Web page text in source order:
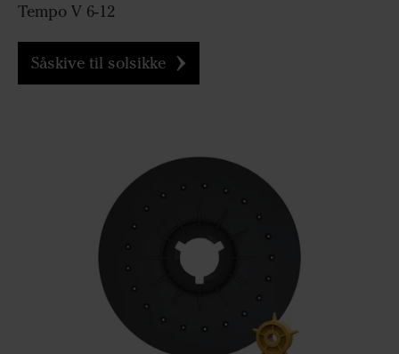
Tempo V 6-12
Såskive til solsikke